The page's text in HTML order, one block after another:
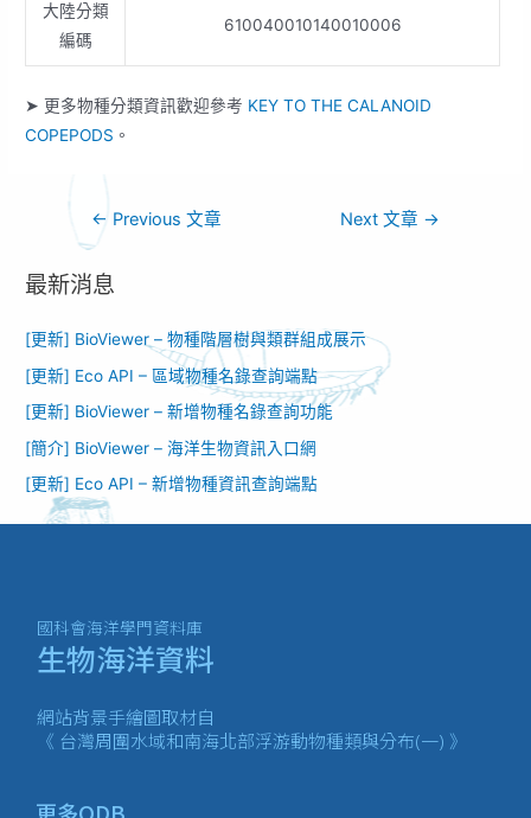
大陸分類
編碼
610040010140010006
➤ 更多物種分類資訊歡迎參考 KEY TO THE CALANOID
COPEPODS 。
← Previous 文章 Next 文章 →
最新消息
[更新] BioViewer – 物種階層樹與類群組成展示
[更新] Eco API – 區域物種名錄查詢端點
[更新] BioViewer – 新增物種名錄查詢功能​
[簡介] BioViewer – 海洋生物資訊入口網​
[更新] Eco API – 新增物種資訊查詢端點
國科會海洋學門資料庫
生物海洋資料
網站背景手繪圖取材自
《 台灣周圍水域和南海北部浮游動物種類與分布(一) 》